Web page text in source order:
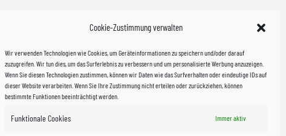
Cookie-Zustimmung verwalten
Wir verwenden Technologien wie Cookies, um Geräteinformationen zu speichern und/oder darauf
zuzugreifen. Wir tun dies, um das Surferlebnis zu verbessern und um personalisierte Werbung anzuzeigen.
Wenn Sie diesen Technologien zustimmen, können wir Daten wie das Surfverhalten oder eindeutige IDs auf
dieser Website verarbeiten. Wenn Sie Ihre Zustimmung nicht erteilen oder zurückziehen, können
bestimmte Funktionen beeinträchtigt werden.
Funktionale Cookies Immer aktiv
in Sachsen
& Versand